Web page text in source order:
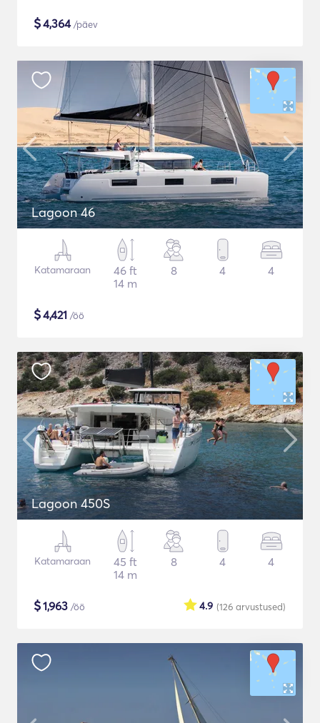
$4,364/päev
Lagoon 46
Katamaraan
46 ft
14 m
8 4 4
$4,421 /öö
Lagoon 450S
Katamaraan
45 ft
14 m
8 4 4
$1,963 /öö (126 arvustused)
4.9